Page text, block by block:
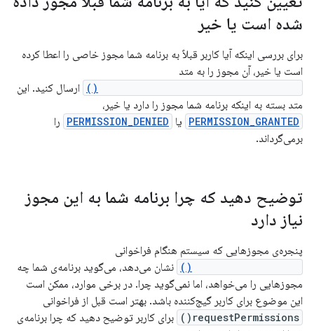
شده است یا خیر
برای بررسی اینکه آیا کاربر قبلاً به برنامه شما مجوز خاصی را اعطا کرده
است یا خیر، آن مجوز را به متد
ارسال کنید. این
متد بسته به اینکه برنامه شما مجوز را دارد یا خیر،
PERMISSION_GRANTED یا PERMISSION_DENIED را
برمی‌گرداند.
توضیح دهید که چرا برنامه شما به این مجوز
نیاز دارد
پنجره‌ی مجوزهایی که سیستم هنگام فراخوانی
نشان می‌دهد، می‌گوید برنامه‌ی شما چه
مجوزهایی را می‌خواهد، اما نمی‌گوید چرا. در برخی موارد، ممکن است
این موضوع برای کاربر گیج‌کننده باشد. بهتر است قبل از فراخوانی
requestPermissions()
برای کاربر توضیح دهید که چرا برنامه‌ی